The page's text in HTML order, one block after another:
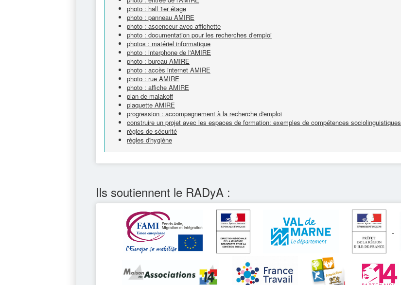
photo : hall 1er étage
photo : panneau AMIRE
photo : ascenceur avec affichette
photo : documentation pour les recherches d'emploi
photos : matériel informatique
photo : interphone de l'AMIRE
photo : bureau AMIRE
photo : accès internet AMIRE
photo : rue AMIRE
photo : affiche AMIRE
plan de malakoff
plaquette AMIRE
progression : accompagnement à la recherche d'emploi
construire un projet avec les espaces de formation: exemples de compétences sociolinguistiques
règles de sécurité
règles d'hygiène
Ils soutiennent le RADyA :